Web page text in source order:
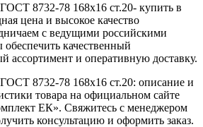
8732-78 168x16 ст.20- купить в
цена и высокое качество
с ведущими российскими
качественный
ассортимент и оперативную доставку.
8732-78 168x16 ст.20: описание и
товара на официальном сайте
ЕК». Свяжитесь с менеджером
консультацию и оформить заказ.